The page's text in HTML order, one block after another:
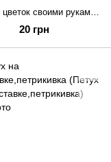
Сделай цветок своими руками "Майор" (Сделай цветок своими)
20 грн